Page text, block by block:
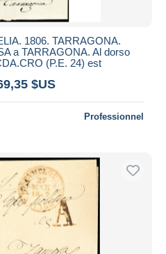
1806. TARRAGONA.
a TARRAGONA. Al dorso
(P.E. 24) est
$US
Professionnel